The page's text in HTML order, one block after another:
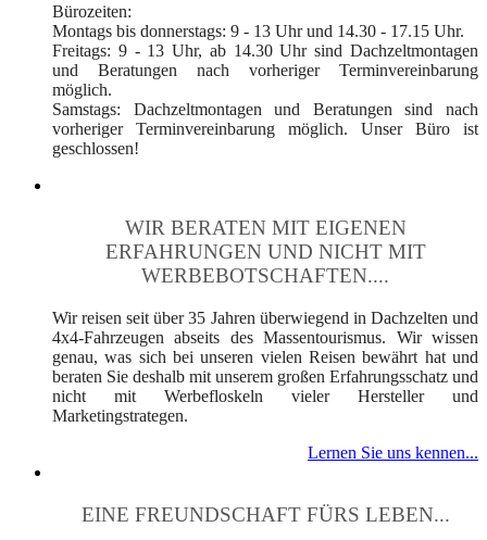
Bürozeiten:
Montags bis donnerstags: 9 - 13 Uhr und 14.30 - 17.15 Uhr.
Freitags: 9 - 13 Uhr, ab 14.30 Uhr sind Dachzeltmontagen
und Beratungen nach vorheriger Terminvereinbarung
möglich.
Samstags: Dachzeltmontagen und Beratungen sind nach
vorheriger Terminvereinbarung möglich. Unser Büro ist
geschlossen!
WIR BERATEN MIT EIGENEN
ERFAHRUNGEN UND NICHT MIT
WERBEBOTSCHAFTEN....
Wir reisen seit über 35 Jahren überwiegend in Dachzelten und
4x4-Fahrzeugen abseits des Massentourismus. Wir wissen
genau, was sich bei unseren vielen Reisen bewährt hat und
beraten Sie deshalb mit unserem großen Erfahrungsschatz und
nicht mit Werbefloskeln vieler Hersteller und
Marketingstrategen.
Lernen Sie uns kennen...
EINE FREUNDSCHAFT FÜRS LEBEN...